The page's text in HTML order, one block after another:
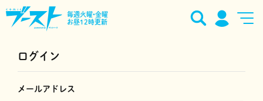
毎週火曜•金曜
お昼12時更新
ログイン
メールアドレス